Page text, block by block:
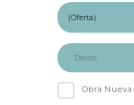
Obra Nueva